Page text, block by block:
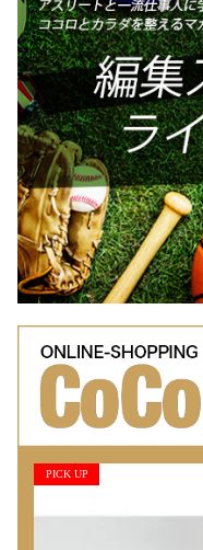
PICK UP